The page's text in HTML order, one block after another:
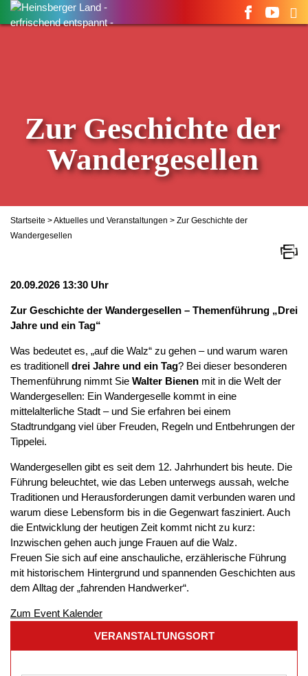
Suchen
nach:
Zur Geschichte der
Wandergesellen
Startseite >Aktuelles und Veranstaltungen > Zur Geschichte der
Wandergesellen
20.09.2026 13:30 Uhr
Zur Geschichte der Wandergesellen – Themenführung „Drei
Jahre und ein Tag“
Was bedeutet es, „auf die Walz“ zu gehen – und warum waren
es traditionell drei Jahre und ein Tag? Bei dieser besonderen
Themenführung nimmt Sie Walter Bienen mit in die Welt der
Wandergesellen: Ein Wandergeselle kommt in eine
mittelalterliche Stadt – und Sie erfahren bei einem
Stadtrundgang viel über Freuden, Regeln und Entbehrungen der
Tippelei.
Wandergesellen gibt es seit dem 12. Jahrhundert bis heute. Die
Führung beleuchtet, wie das Leben unterwegs aussah, welche
Traditionen und Herausforderungen damit verbunden waren und
warum diese Lebensform bis in die Gegenwart fasziniert. Auch
die Entwicklung der heutigen Zeit kommt nicht zu kurz:
Inzwischen gehen auch junge Frauen auf die Walz.
Freuen Sie sich auf eine anschauliche, erzählerische Führung
mit historischem Hintergrund und spannenden Geschichten aus
dem Alltag der „fahrenden Handwerker“.
Zum Event Kalender
VERANSTALTUNGSORT